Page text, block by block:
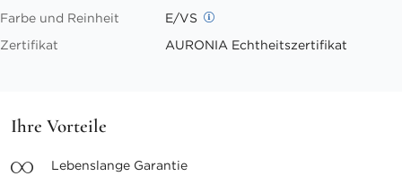
Farbe und Reinheit
E/VS
Zertifikat
AURONIA Echtheitszertifikat
Ihre Vorteile
Lebenslange Garantie